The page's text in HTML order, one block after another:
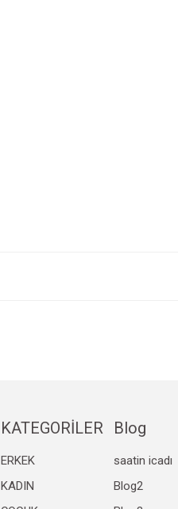
Gönder
KATEGORİLER
ERKEK
KADIN
Blog
saatin icadı
Blog2